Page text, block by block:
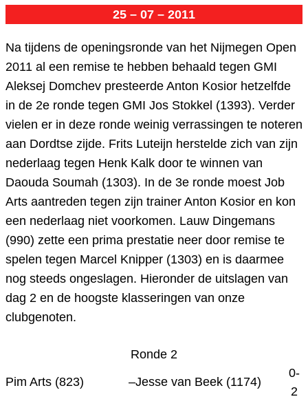
25 – 07 – 2011
Na tijdens de openingsronde van het Nijmegen Open
2011 al een remise te hebben behaald tegen GMI
Aleksej Domchev presteerde Anton Kosior hetzelfde
in de 2e ronde tegen GMI Jos Stokkel (1393). Verder
vielen er in deze ronde weinig verrassingen te noteren
aan Dordtse zijde. Frits Luteijn herstelde zich van zijn
nederlaag tegen Henk Kalk door te winnen van
Daouda Soumah (1303). In de 3e ronde moest Job
Arts aantreden tegen zijn trainer Anton Kosior en kon
een nederlaag niet voorkomen. Lauw Dingemans
(990) zette een prima prestatie neer door remise te
spelen tegen Marcel Knipper (1303) en is daarmee
nog steeds ongeslagen. Hieronder de uitslagen van
dag 2 en de hoogste klasseringen van onze
clubgenoten.
Ronde 2
Pim Arts (823)
–Jesse van Beek (1174)
0-
2